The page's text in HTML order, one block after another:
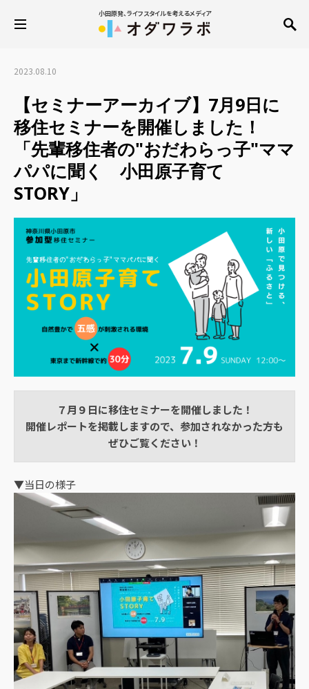
小田原発、ライフスタイルを考えるメディア
2023.08.10
【セミナーアーカイブ】7月9日に
移住セミナーを開催しました！
「先輩移住者の"おだわらっ子"ママ
パパに聞く 小田原子育て
STORY」
７月９日に移住セミナーを開催しました！​​​​​​
開催レポートを掲載しますので、参加されなかった方も
ぜひご覧ください！
▼当日の様子